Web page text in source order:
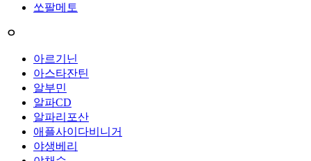
쏘팔메토
ㅇ
아르기닌
아스타잔틴
알부민
알파CD
알파리포산
애플사이다비니거
야생베리